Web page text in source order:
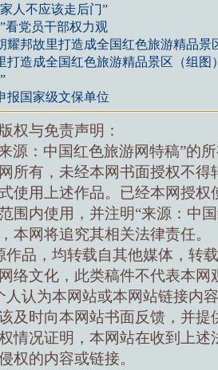
人不应该走后门”
看党员干部权力观
耀邦故里打造成全国红色旅游精品景
打造成全国红色旅游精品景区（组图
报国家级文保单位
权与免责声明：
源：中国红色旅游网特稿”的
所有，未经本网书面授权不得
使用上述作品。已经本网授权
围内使用，并注明“来源：中
本网将追究其相关法律责任。
作品，均转载自其他媒体，转
络文化，此类稿件不代表本网
人认为本网站或本网站链接内
及时向本网站书面反馈，并提
情况证明，本网站在收到上述
权的内容或链接。